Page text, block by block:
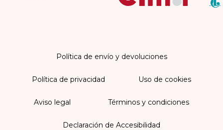
Política de envío y devoluciones
Política de privacidad Uso de cookies
Aviso legal Términos y condiciones
Declaración de Accesibilidad